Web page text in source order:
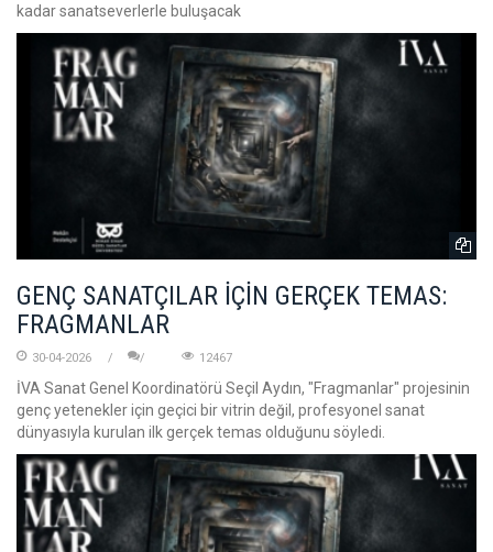
kadar sanatseverlerle buluşacak
GENÇ SANATÇILAR İÇİN GERÇEK TEMAS:
FRAGMANLAR
30-04-2026 12467
İVA Sanat Genel Koordinatörü Seçil Aydın, "Fragmanlar" projesinin
genç yetenekler için geçici bir vitrin değil, profesyonel sanat
dünyasıyla kurulan ilk gerçek temas olduğunu söyledi.